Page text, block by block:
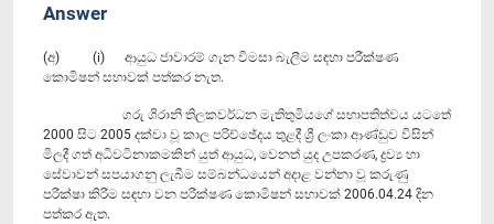
Answer
(අ) (i) ආයුධ ජාවාරම් ගැන විමසා බැලීම සඳහා පරීක්ෂණ
කොමිෂන් සභාවක් පත්කර නැත.
ගරු ශිරානි තිලකවර්ධන මැතිතුමියගේ සභාපතිත්වය යටතේ
2000 සිට 2005 දක්වා වූ කාල පරිච්ඡේදය තුළදී ශ්‍රී ලංකා ආණ්ඩුව විසින්
මිලදී ගත් අධිවටිනාකමකින් යුත් ආයුධ, වෙනත් යුද උපකරණ, ද්‍රව්‍ය හා
සේවාවන් සපයාගනු ලැබීම සම්බන්ධයෙන් අදාළ වන්නා වූ කරුණු
පරීක්ෂා කිරීම සඳහා වන පරීක්ෂණ කොමිෂන් සභාවක් 2006.04.24 දින
පත්කර ඇත.